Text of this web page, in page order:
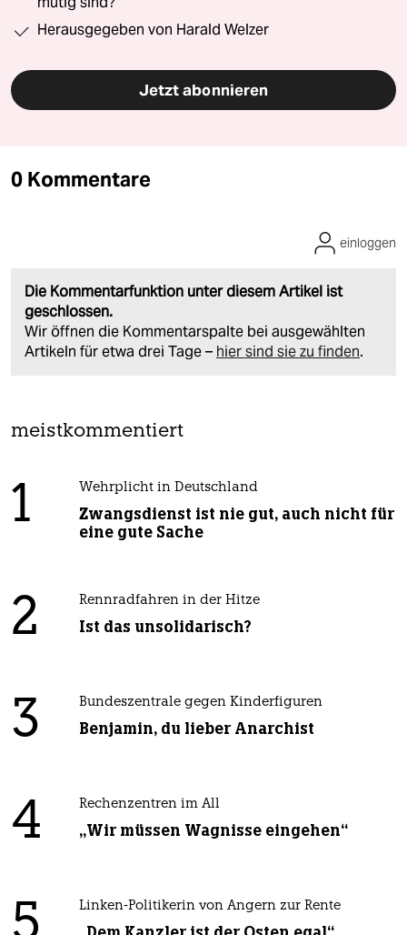
Herausgegeben von Harald Welzer
Jetzt abonnieren
0 Kommentare
Die Kommentarfunktion unter diesem Artikel ist
geschlossen.
Wir öffnen die Kommentarspalte bei ausgewählten
Artikeln für etwa drei Tage – hier sind sie zu finden.
einloggen
meistkommentiert
1 Wehrplicht in Deutschland
Zwangsdienst ist nie gut, auch nicht für
eine gute Sache
2 Rennradfahren in der Hitze
Ist das unsolidarisch?
3 Bundeszentrale gegen Kinderfiguren
Benjamin, du lieber Anarchist
4 Rechenzentren im All
„Wir müssen Wagnisse eingehen“
Linken-Politikerin von Angern zur Rente